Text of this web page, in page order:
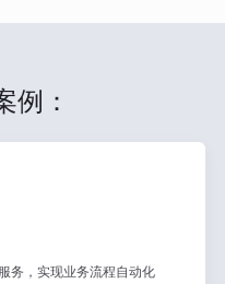
例：
务，实现业务流程自动化